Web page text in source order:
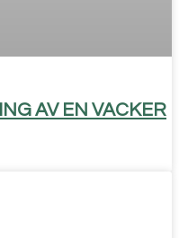
AV EN VACKER